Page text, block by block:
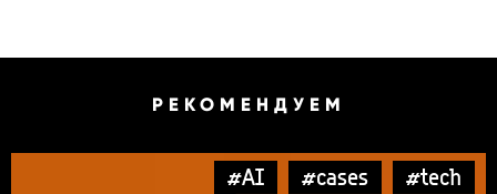
РЕКОМЕНДУЕМ
#AI #cases #tech